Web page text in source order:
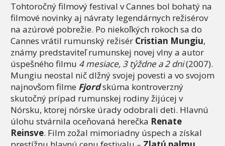
Tohtoročný filmový festival v Cannes bol bohatý na
filmové novinky aj návraty legendárnych režisérov
na azúrové pobrežie. Po niekoľkých rokoch sa do
Cannes vrátil rumunský režisér Cristian Mungiu,
známy predstaviteľ rumunskej novej vlny a autor
úspešného filmu 4 mesiace, 3 týždne a 2 dni(2007).
Mungiu neostal nič dlžný svojej povesti a vo svojom
najnovšom filme Fjordskúma kontroverzný
skutočný prípad rumunskej rodiny žijúcej v
Nórsku, ktorej nórske úrady odobrali deti. Hlavnú
úlohu stvárnila oceňovaná herečka Renate
Reinsve. Film zožal mimoriadny úspech a získal